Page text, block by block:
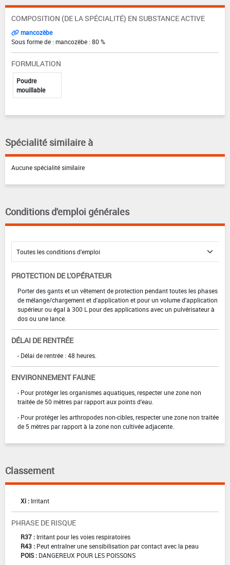
COMPOSITION (DE LA SPÉCIALITÉ) EN SUBSTANCE ACTIVE
mancozèbe
Sous forme de : mancozèbe : 80 %
FORMULATION
Poudre
mouillable
Spécialité similaire à
Aucune spécialité similaire
Conditions d'emploi générales
PROTECTION DE L'OPÉRATEUR
Porter des gants et un vêtement de protection pendant toutes les phases
de mélange/chargement et d'application et pour un volume d'application
supérieur ou égal à 300 L pour des applications avec un pulvérisateur à
dos ou une lance.
DÉLAI DE RENTRÉE
- Délai de rentrée : 48 heures.
ENVIRONNEMENT FAUNE
- Pour protéger les organismes aquatiques, respecter une zone non
traitée de 50 mètres par rapport aux points d'eau.
- Pour protéger les arthropodes non-cibles, respecter une zone non traitée
de 5 mètres par rapport à la zone non cultivée adjacente.
Classement
Xi : Irritant
PHRASE DE RISQUE
R37 : Irritant pour les voies respiratoires
R43 : Peut entraîner une sensibilisation par contact avec la peau
POIS : DANGEREUX POUR LES POISSONS